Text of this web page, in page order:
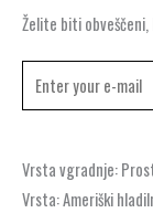
Želite biti
Vrsta vgradnje:
Vrsta: Ameriški